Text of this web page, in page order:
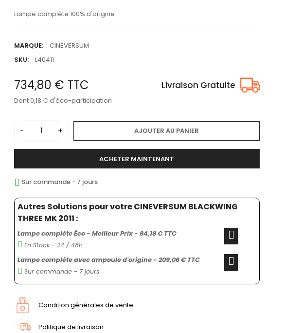
Lampe complète 100% d'origine
MARQUE:
CINEVERSUM
SKU:
L40411
734,80 € TTC Livraison Gratuite
Dont 0,18 € d'éco-participation
- + AJOUTER AU PANIER
ACHETER MAINTENANT
Sur commande - 7 jours
Autres Solutions pour votre CINEVERSUM BLACKWING
THREE MK 2011 :
Lampe complète Éco - Meilleur Prix - 84,18 € TTC
En Stock - 24 / 48h
Lampe complète avec ampoule d'origine - 209,06 € TTC
Sur commande - 7 jours
Condition générales de vente
Politique de livraison